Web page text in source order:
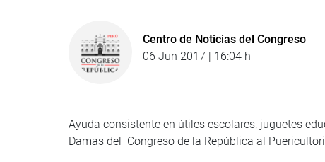
Centro de Noticias del Congreso
06 Jun 2017 | 16:04 h
Ayuda consistente en útiles escolares, juguetes
Damas del Congreso de la República al